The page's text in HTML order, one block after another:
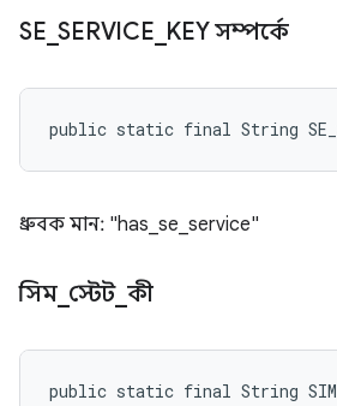
SE _SERVICE KEY সম্পর্কে
public static final String
ধ্রুবক মান: "has_se_service"
সিম_ স্টেট_ কী
public static final String